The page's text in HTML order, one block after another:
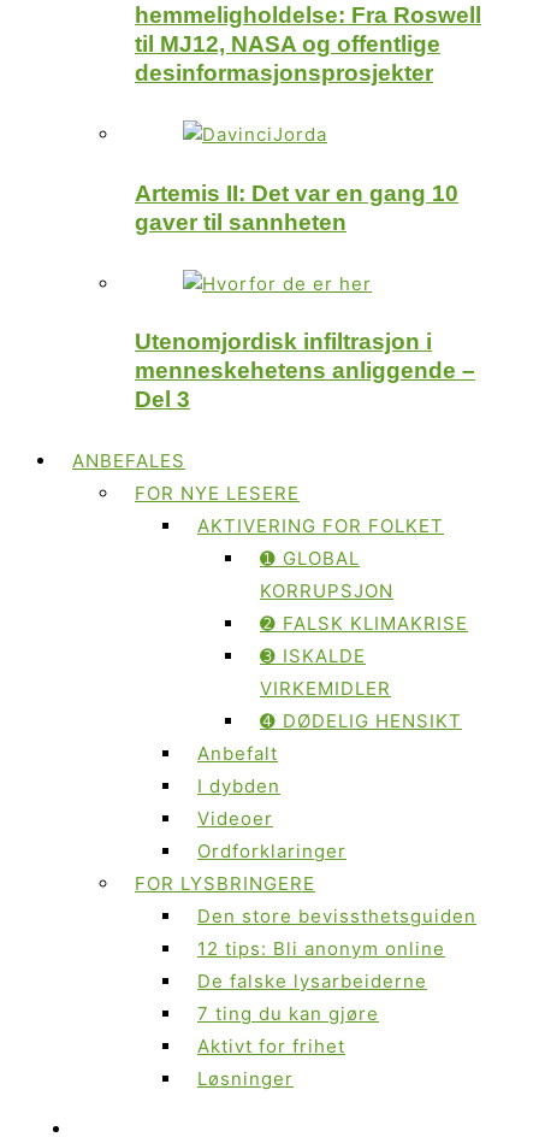
hemmeligholdelse: Fra Roswell
til MJ12, NASA og offentlige
desinformasjonsprosjekter
Artemis II: Det var en gang 10
gaver til sannheten
Utenomjordisk infiltrasjon i
menneskehetens anliggende –
Del 3
ANBEFALES
FOR NYE LESERE
AKTIVERING FOR FOLKET
➊ GLOBAL
KORRUPSJON
➋ FALSK KLIMAKRISE
➌ ISKALDE
VIRKEMIDLER
➍ DØDELIG HENSIKT
Anbefalt
I dybden
Videoer
Ordforklaringer
FOR LYSBRINGERE
Den store bevissthetsguiden
12 tips: Bli anonym online
De falske lysarbeiderne
7 ting du kan gjøre
Aktivt for frihet
Løsninger